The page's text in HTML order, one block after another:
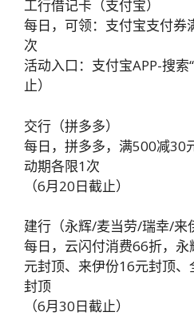
工行借记卡（支付宝）
每日，可领：支付宝支付券
次
活动入口：支付宝APP-搜
止）
交行（拼多多）
每日，拼多多，满500减30
动期各限1次
（6月20日截止）
建行（永辉/麦当劳/瑞幸/来
每日，云闪付消费66折，
元封顶、来伊份16元封顶
封顶
（6月30日截止）